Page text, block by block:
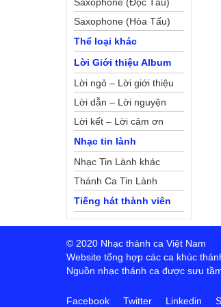
Saxophone (Hòa Tấu)
Thể loại khác
Lời Giới thiệu Album
Lời ngỏ – Lời giới thiệu
Lời dẫn – Lời nguyện
Lời kết – Lời cảm ơn
Nhạc tin lành
Nhạc Tin Lành khác
Thánh Ca Tin Lành
Tiếng hát thành viên
© 2020 Nhạc thánh ca Việt Nam
Website tổng hợp các ca khúc
Nguồn nhạc thánh ca được sưu
Facebook Twitter Linkedin